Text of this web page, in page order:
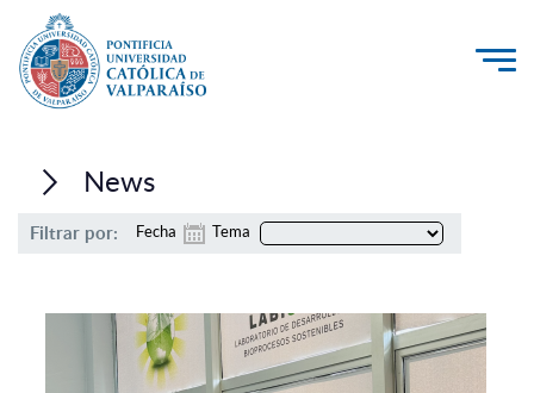
Investigación, Creación e Innovación
PUCV Internacional
Admisión
News
Filtrar por: Fecha Tema